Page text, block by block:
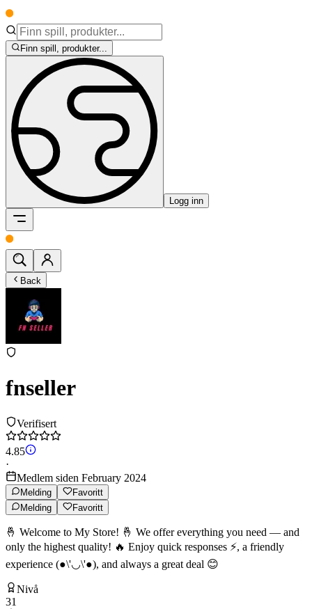
Finn spill, produkter...
Logg inn
Back
fnseller
Verifisert
4.85
·
Medlem siden February 2024
Melding
Favoritt
Melding
Favoritt
🤞 Welcome to My Store! 🤞 We offer everything you need — and
only the highest quality! 🔥 Enjoy quick responses ⚡, a friendly
experience (●\'◡\'●), and always a great deal 😊
Nivå
31